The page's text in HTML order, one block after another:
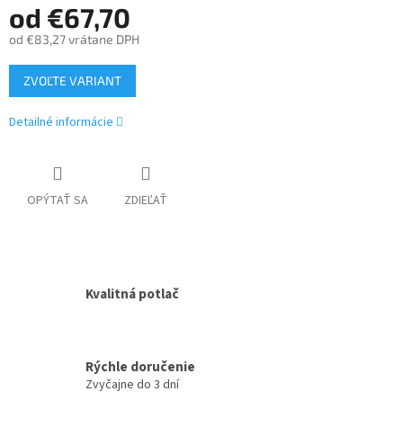
od €67,70
od €83,27vrátane DPH
Jednotková
cena:
ZVOĽTE VARIANT
Detailné informácie
OPÝTAŤ SA ZDIEĽAŤ
Kvalitná potlač
Rýchle doručenie
Zvyčajne do 3 dní